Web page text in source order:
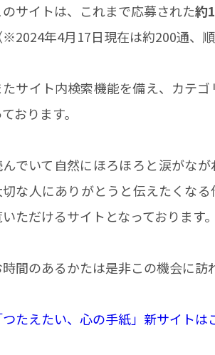
のサイトは、これまで応募された約
※2024年4月17日現在は約200通、順
たサイト内検索機能を備え、カテ
おります。
でいて自然にほろほろと涙がな
切な人にありがとうと伝えたくな
ただけるサイトとなっております。
時間のあるかたは是非この機会に訪
つたえたい、心の手紙」新サイトは